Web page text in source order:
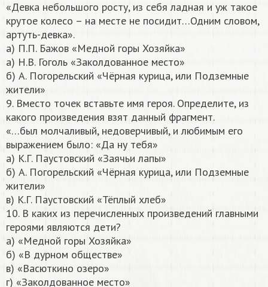
«Девка небольшого росту, из себя ладная и уж такое
крутое колесо – на месте не посидит…Одним словом,
артуть-девка».
а) П.П. Бажов «Медной горы Хозяйка»
а) Н.В. Гоголь «Заколдованное место»
б) А. Погорельский «Чёрная курица, или Подземные
жители»
9. Вместо точек вставьте имя героя. Определите, из
какого произведения взят данный фрагмент.
«…был молчаливый, недоверчивый, и любимым его
выражением было: «Да ну тебя»
а) К.Г. Паустовский «Заячьи лапы»
б) А. Погорельский «Чёрная курица, или Подземные
жители»
в) К.Г. Паустовский «Тёплый хлеб»
10. В каких из перечисленных произведений главными
героями являются дети?
а) «Медной горы Хозяйка»
б) «В дурном обществе»
в) «Васюткино озеро»
г) «Заколдованное место»